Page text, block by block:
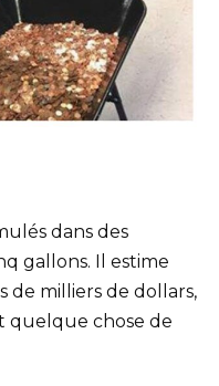
dans des
gallons. Il estime
de milliers de dollars,
quelque chose de